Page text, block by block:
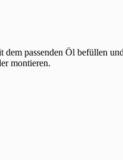
passenden Öl befüllen
montieren.